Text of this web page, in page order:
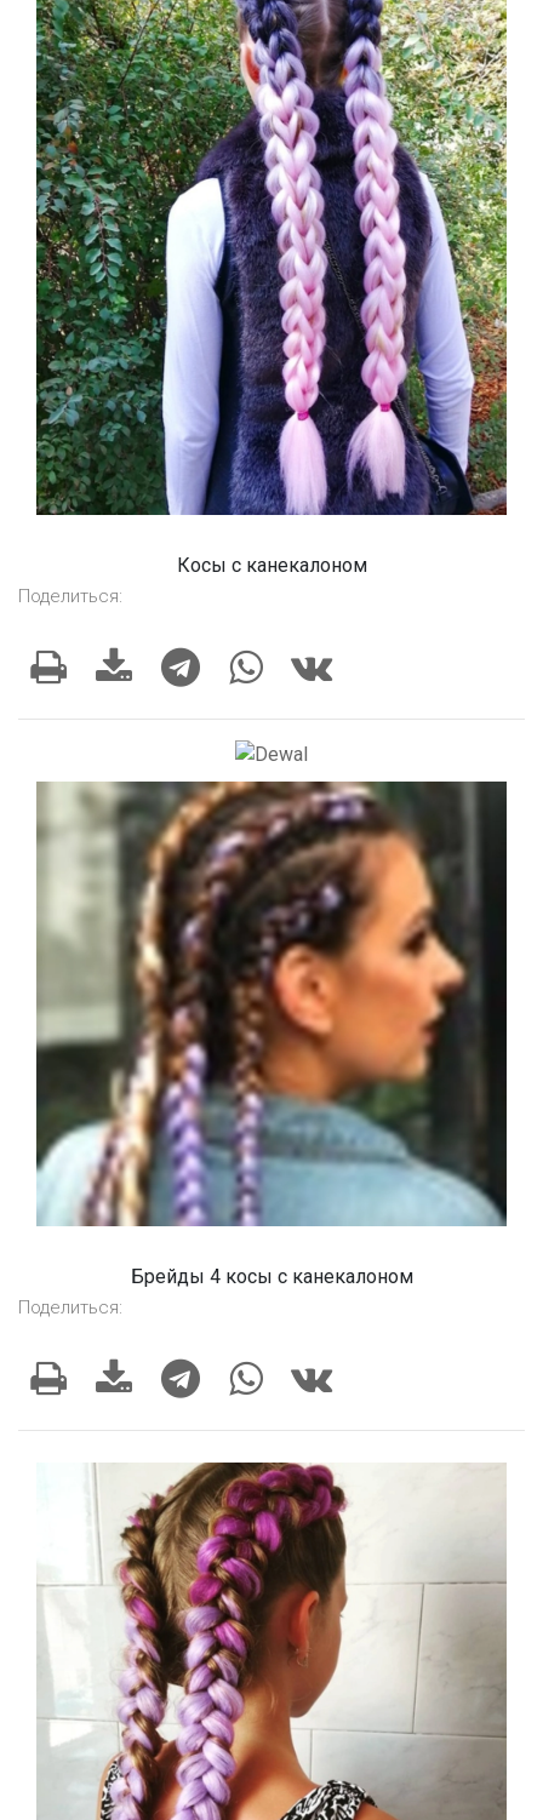
Косы с канекалоном
Поделиться:
Брейды 4 косы с канекалоном
Поделиться: